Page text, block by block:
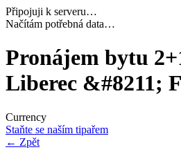
Připojuji k serveru…
Dokončuji inicializaci…
Pronájem bytu
Liberec &#8211;
Currency
Staňte se naším tipařem
← Zpět